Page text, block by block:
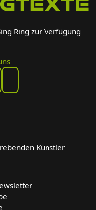
Ring zur Verfügung
Künstler